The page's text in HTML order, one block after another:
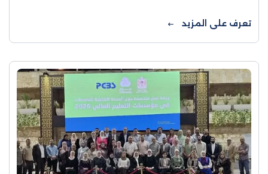
نموذجاًناقشت كلية الدراسات العليا والبحث
العلمي في جامعة الاستقلال يوم ...
تعرف على المزيد